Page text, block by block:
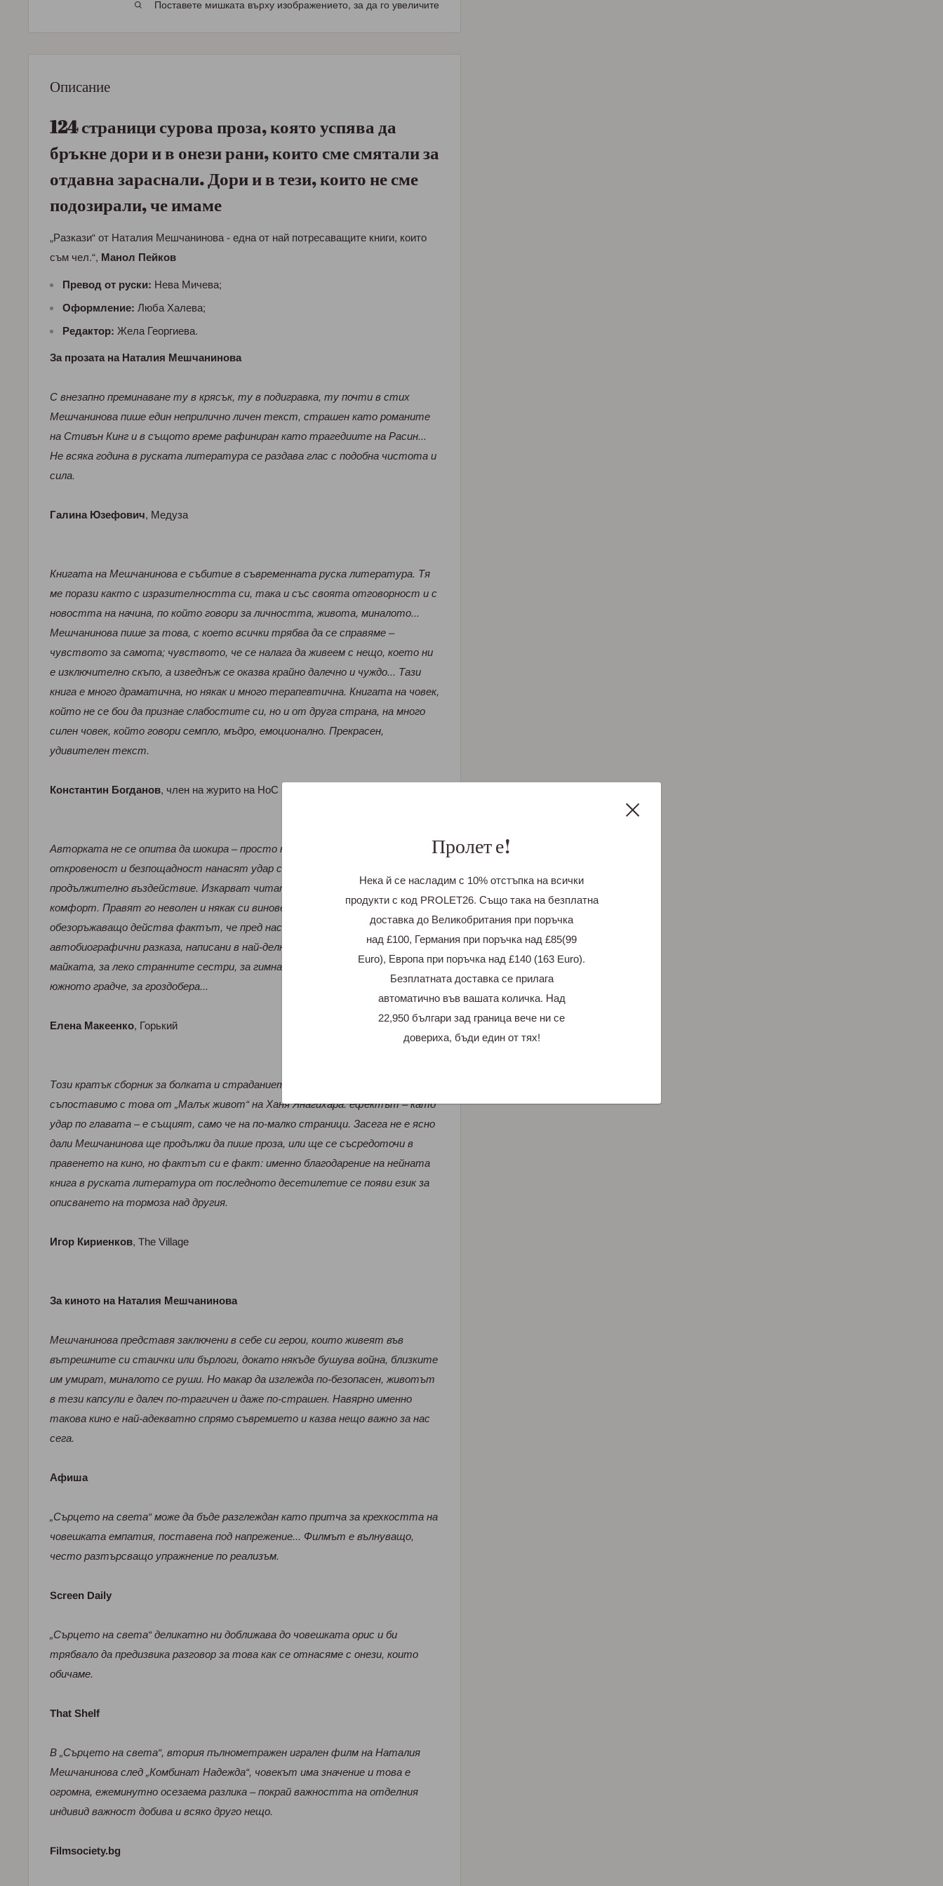
Пролет е!
Нека й се насладим с 10% отстъпка на всички
продукти с код PROLET26. Също така на безплатна
доставка до Великобритания при поръчка
над £100, Германия при поръчка над £85(99
Euro), Европа при поръчка над £140 (163 Euro).
Безплатната доставка се прилага
автоматично във вашата количка. Над
22,950 българи зад граница вече ни се
довериха, бъди един от тях!
Поставете мишката върху изображението, за да го увеличите
Описание
124 страници сурова проза, която успява да
бръкне дори и в онези рани, които сме смятали за
отдавна зараснали. Дори и в тези, които не сме
подозирали, че имаме
„Разкази“ от Наталия Мешчанинова - eдна от най потресаващите книги, които
съм чел.“, Манол Пейков
Превод от руски: Нева Мичева;
Оформление: Люба Халева;
Редактор: Жела Георгиева.
За прозата на Наталия Мешчанинова
С внезапно преминаване ту в крясък, ту в подигравка, ту почти в стих
Мешчанинова пише един неприлично личен текст, страшен като романите
на Стивън Кинг и в същото време рафиниран като трагедиите на Расин...
Не всяка година в руската литература се раздава глас с подобна чистота и
сила.
Галина Юзефович, Медуза
Книгата на Мешчанинова е събитие в съвременната руска литература. Тя
ме порази както с изразителността си, така и със своята отговорност и с
новостта на начина, по който говори за личността, живота, миналото...
Мешчанинова пише за това, с което всички трябва да се справяме –
чувството за самота; чувството, че се налага да живеем с нещо, което ни
е изключително скъпо, а изведнъж се оказва крайно далечно и чуждо... Тази
книга е много драматична, но някак и много терапевтична. Книгата на човек,
който не се бои да признае слабостите си, но и от друга страна, на много
силен човек, който говори семпло, мъдро, емоционално. Прекрасен,
удивителен текст.
Константин Богданов, член на журито на НоС (Нова словесност)
Авторката не се опитва да шокира – просто не се бои да говори. Но нейната
откровеност и безпощадност нанасят удар с неочаквана сила и
продължително въздействие. Изкарват читателя от зоната му на
комфорт. Правят го неволен и някак си виновен наблюдател. А още по-
обезоръжаващо действа фактът, че пред нас са едва шест кратки
автобиографични разказа, написани в най-делничен дух – за любовта към
майката, за леко странните сестри, за гимназията, за скучния живот в
южното градче, за гроздобера...
Елена Макеенко, Горький
Този кратък сборник за болката и страданието оставя впечатление,
съпоставимо с това от „Малък живот“ на Ханя Янагихара: ефектът – като
удар по главата – е същият, само че на по-малко страници. Засега не е ясно
дали Мешчанинова ще продължи да пише проза, или ще се съсредоточи в
правенето на кино, но фактът си е факт: именно благодарение на нейната
книга в руската литература от последното десетилетие се появи език за
описването на тормоза над другия.
Игор Кириенков, The Village
За киното на Наталия Мешчанинова
Мешчанинова представя заключени в себе си герои, които живеят във
вътрешните си стаички или бърлоги, докато някъде бушува война, близките
им умират, миналото се руши. Но макар да изглежда по-безопасен, животът
в тези капсули е далеч по-трагичен и даже по-страшен. Навярно именно
такова кино е най-адекватно спрямо съвремието и казва нещо важно за нас
сега.
Афиша
„Сърцето на света“ може да бъде разглеждан като притча за крехкостта на
човешката емпатия, поставена под напрежение... Филмът е вълнуващо,
често разтърсващо упражнение по реализъм.
Screen Daily
„Сърцето на света“ деликатно ни доближава до човешката орис и би
трябвало да предизвика разговор за това как се отнасяме с онези, които
обичаме.
That Shelf
В „Сърцето на света“, втория пълнометражен игрален филм на Наталия
Мешчанинова след „Комбинат Надежда“, човекът има значение и това е
огромна, ежеминутно осезаема разлика – покрай важността на отделния
индивид важност добива и всяко друго нещо.
Filmsociety.bg